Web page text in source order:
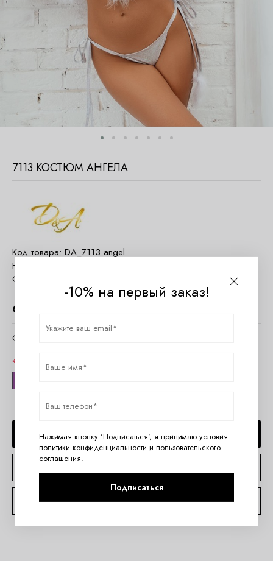
7113 КОСТЮМ АНГЕЛА
Код товара: DA_7113 angel
Наличие:
Страна:
6040
Очистить параметры
ДОБАВИТЬ В КОРЗИНУ
КОНСУЛЬТАЦИЯ ПО TELEGRAM
-10% на первый заказ!
Нажимая кнопку 'Подписаться', я принимаю условия
политики конфиденциальности и пользовательского
соглашения.
Подписаться